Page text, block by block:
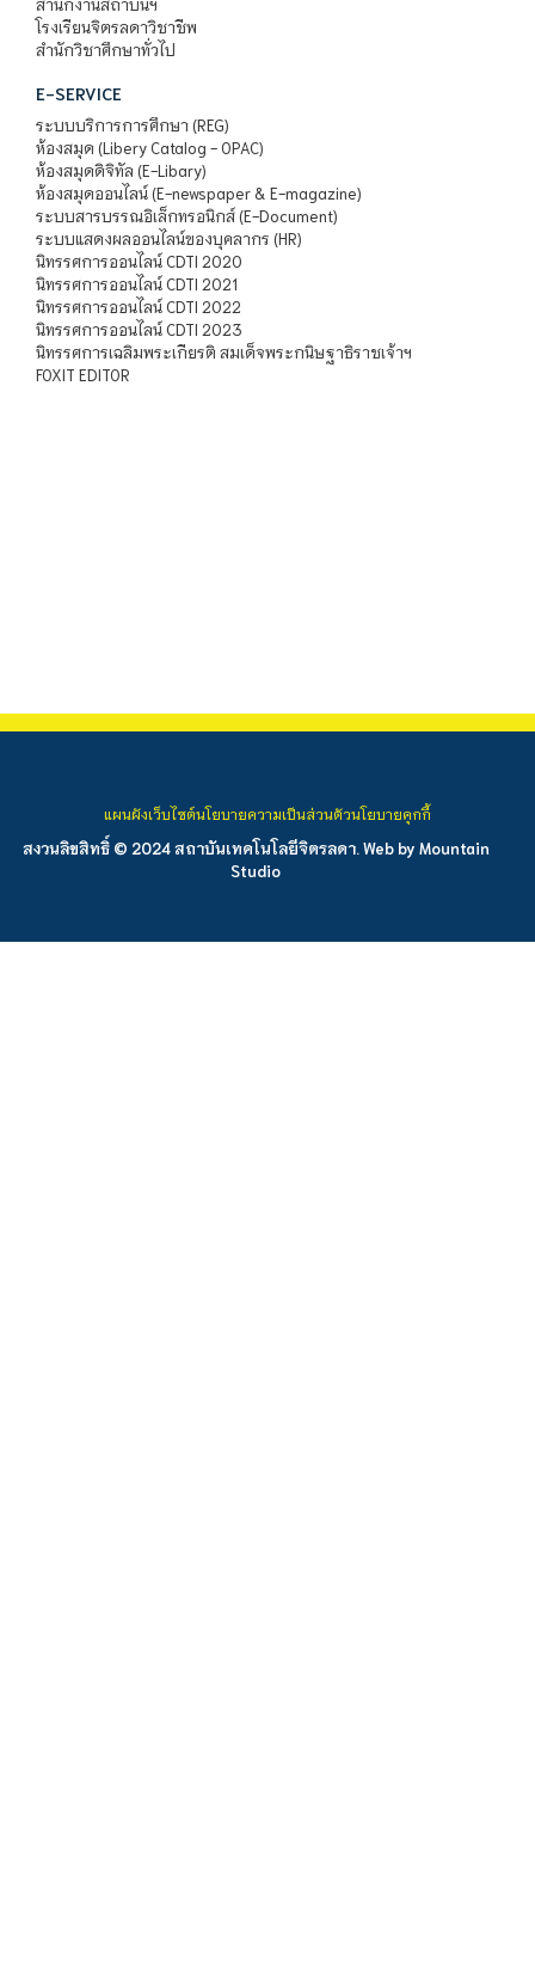
โรงเรียนจิตรลดาวิชาชีพ
สำนักวิชาศึกษาทั่วไป
E-SERVICE
ระบบบริการการศึกษา (REG)
ห้องสมุด (Libery Catalog - OPAC)
ห้องสมุดดิจิทัล (E-Libary)
ห้องสมุดออนไลน์ (E-newspaper & E-magazine)
ระบบสารบรรณอิเล็กทรอนิกส์ (E-Document)
ระบบแสดงผลออนไลน์ของบุคลากร (HR)
นิทรรศการออนไลน์ CDTI 2020
นิทรรศการออนไลน์ CDTI 2021
นิทรรศการออนไลน์ CDTI 2022
นิทรรศการออนไลน์ CDTI 2023
นิทรรศการเฉลิมพระเกียรติ สมเด็จพระกนิษฐาธิราชเจ้าฯ
FOXIT EDITOR
สงวนลิขสิทธิ์ © 2024 สถาบันเทคโนโลยีจิตรลดา. Web by Mountain
Studio
แผนผังเว็บไซต์นโยบายความเป็นส่วนตัวนโยบายคุกกี้